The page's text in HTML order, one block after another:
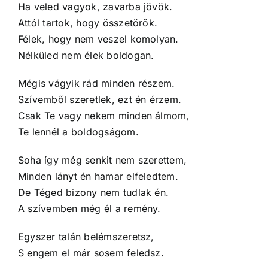
Ha veled vagyok, zavarba jövök.
Attól tartok, hogy összetörök.
Félek, hogy nem veszel komolyan.
Nélküled nem élek boldogan.
Mégis vágyik rád minden részem.
Szívemből szeretlek, ezt én érzem.
Csak Te vagy nekem minden álmom,
Te lennél a boldogságom.
Soha így még senkit nem szerettem,
Minden lányt én hamar elfeledtem.
De Téged bizony nem tudlak én.
A szívemben még él a remény.
Egyszer talán belémszeretsz,
S engem el már sosem feledsz.